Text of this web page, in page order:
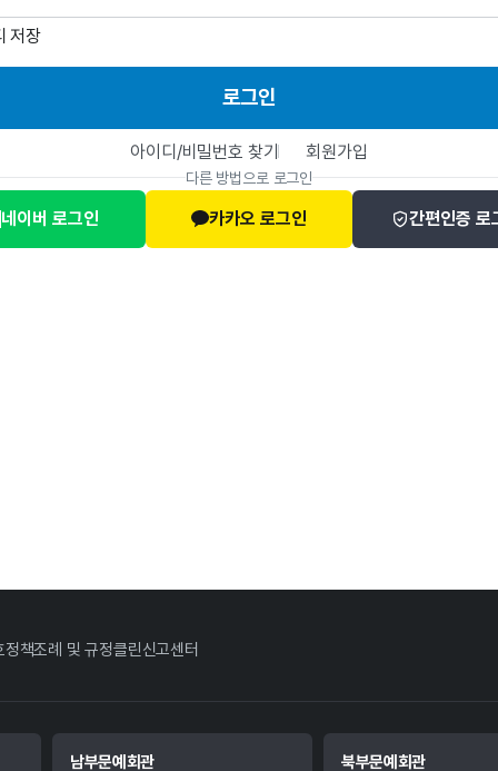
저장
로그인
아이디/비밀번호 찾기 회원가입
다른 방법으로 로그인
네이버 로그인 카카오 로그인 간편인증 로
정책조례 및 규정클린신고센터
남부문예회관 북부문예회관